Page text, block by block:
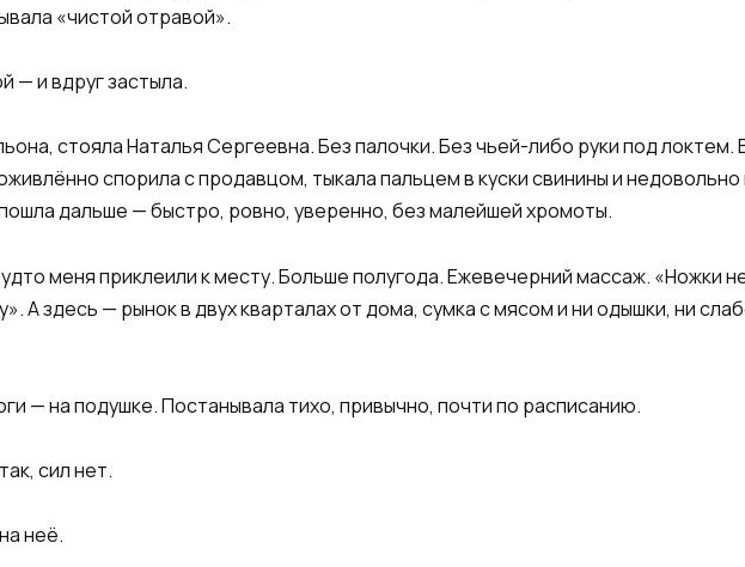
«чистой отравой».
— и вдруг застыла.
стояла Наталья Сергеевна. Без палочки. Без чьей-либо руки под
спорила с продавцом, тыкала пальцем в куски свинины и недовольно
дальше — быстро, ровно, уверенно, без малейшей хромоты.
меня приклеили к месту. Больше полугода. Ежевечерний массаж. «Ножки
А здесь — рынок в двух кварталах от дома, сумка с мясом и ни одышки, ни
— на подушке. Постанывала тихо, привычно, почти по расписанию.
сил нет.
неё.